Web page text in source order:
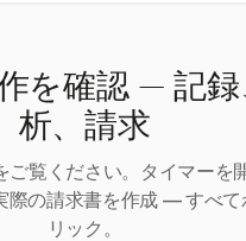
を確認 — 記録
析、請求
ご覧ください。タイマーを
際の請求書を作成 — すべて
リック。